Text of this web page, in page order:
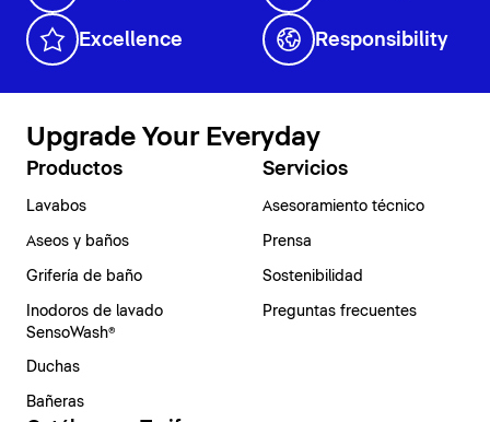
Excellence Responsibility
Upgrade Your Everyday
Productos
Lavabos
Aseos y baños
Grifería de baño
Inodoros de lavado
SensoWash®
Duchas
Bañeras
Servicios
Asesoramiento técnico
Prensa
Sostenibilidad
Preguntas frecuentes